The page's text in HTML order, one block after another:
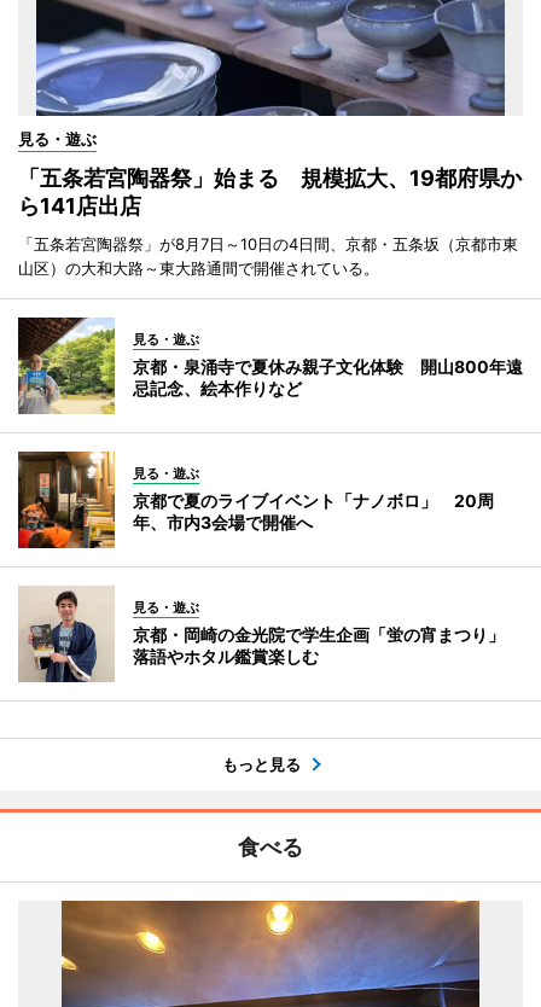
見る・遊ぶ
「五条若宮陶器祭」始まる 規模拡大、19都府県か
ら141店出店
「五条若宮陶器祭」が8月7日～10日の4日間、京都・五条坂（京都市東
山区）の大和大路～東大路通間で開催されている。
見る・遊ぶ
京都・泉涌寺で夏休み親子文化体験 開山800年遠
忌記念、絵本作りなど
見る・遊ぶ
京都で夏のライブイベント「ナノボロ」 20周
年、市内3会場で開催へ
見る・遊ぶ
京都・岡崎の金光院で学生企画「蛍の宵まつり」
落語やホタル鑑賞楽しむ
もっと見る
食べる